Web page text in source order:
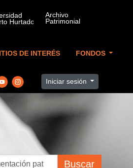
DE INTERÉS FONDOS
Iniciar sesión
Buscar